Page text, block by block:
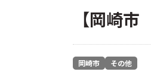
【岡崎
岡崎市 その他